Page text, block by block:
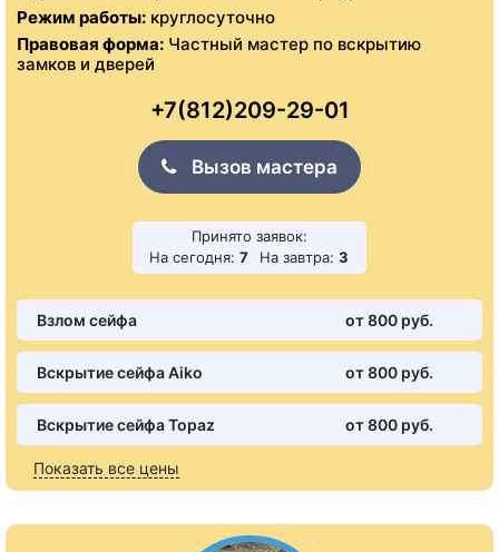
Режим работы: круглосуточно
Правовая форма: Частный мастер по вскрытию
замков и дверей
+7(812)209-29-01
Вызов мастера
Принято заявок:
На сегодня: 7 На завтра: 3
Взлом сейфа от 800 pуб.
Вскрытие сейфа Aiko от 800 pуб.
Вскрытие сейфа Topaz от 800 pуб.
Показать все цены